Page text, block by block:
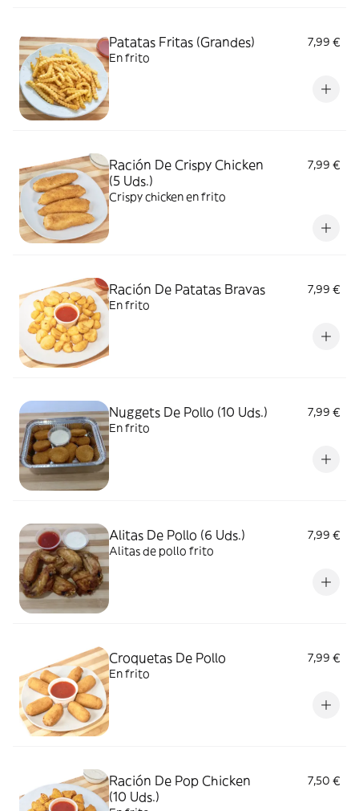
Patatas Fritas (Grandes)
7,99 €
En frito
Ración De Crispy Chicken
(5 Uds.)
7,99 €
Crispy chicken en frito
Ración De Patatas Bravas
7,99 €
En frito
Nuggets De Pollo (10 Uds.)
7,99 €
En frito
Alitas De Pollo (6 Uds.)
7,99 €
Alitas de pollo frito
Croquetas De Pollo
7,99 €
En frito
Ración De Pop Chicken
(10 Uds.)
7,50 €